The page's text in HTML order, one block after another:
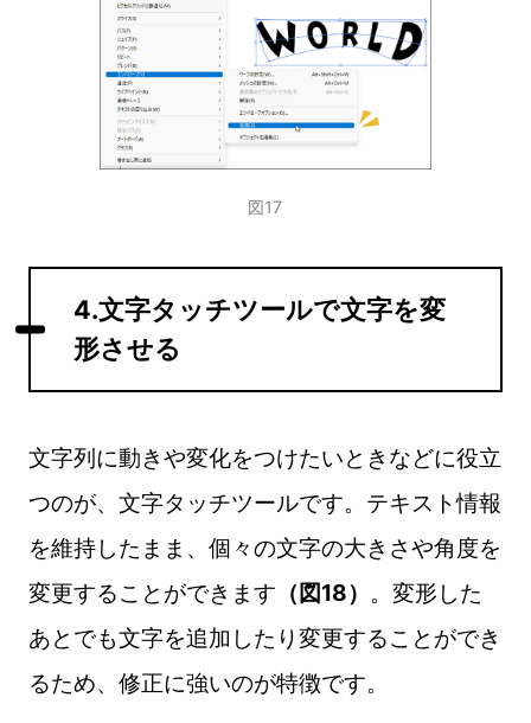
図17
4.文字タッチツールで文字を変
形させる
文字列に動きや変化をつけたいときなどに役立
つのが、文字タッチツールです。テキスト情報
を維持したまま、個々の文字の大きさや角度を
変更することができます （図18） 。変形した
あとでも文字を追加したり変更することができ
るため、修正に強いのが特徴です。